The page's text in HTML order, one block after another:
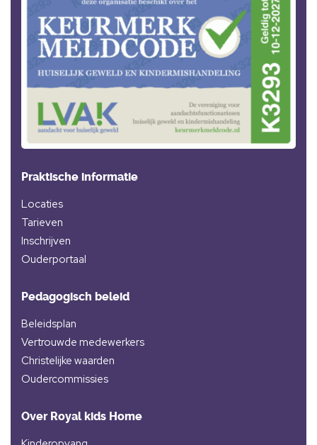
Praktische informatie
Locaties
Tarieven
Inschrijven
Ouderportaal
Pedagogisch beleid
Beleidsplan
Vertrouwde medewerkers
Christelijke waarden
Oudercommissies
Over Royal kids Home